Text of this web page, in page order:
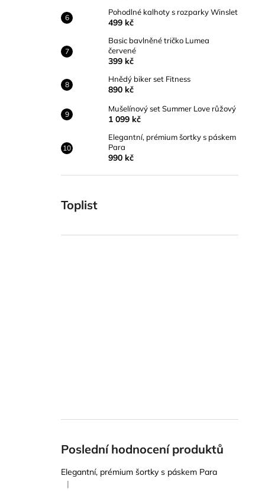
Pohodlné kalhoty s rozparky Winslet
499 kč
Basic bavlněné tričko Lumea
červené
399 kč
Hnědý biker set Fitness
890 kč
Mušelínový set Summer Love růžový
1 099 kč
Elegantní, prémium šortky s páskem
Para
990 kč
Toplist
Poslední hodnocení produktů
Elegantní, prémium šortky s páskem Para
Hodnocení produktu je 5 z 5 hvězdiček.
|